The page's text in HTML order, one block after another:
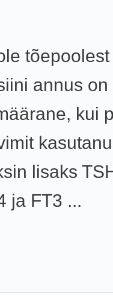
annus on
kui
lisaks
ja FT3 ...